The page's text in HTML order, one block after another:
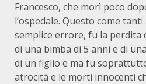
Francesco, che morì poco
l’ospedale. Questo come
semplice errore, fu la perdita
di una bimba di 5 anni e di
di un figlio e ma fu
atrocità e le morti innocenti